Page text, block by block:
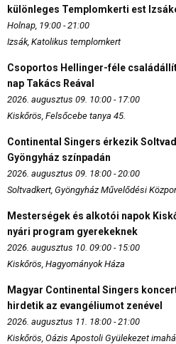
különleges Templomkerti est
Holnap, 19:00 - 21:00
Izsák, Katolikus templomkert
Csoportos Hellinger-féle
nap Takács Reával
2026. augusztus 09. 10:00 - 17:00
Kiskőrös, Felsőcebe tanya 45.
Continental Singers érkezik
Gyöngyház színpadán
2026. augusztus 09. 18:00 - 20:00
Soltvadkert, Gyöngyház Művelődési
Mesterségek és alkotói napok
nyári program gyerekeknek
2026. augusztus 10. 09:00 - 15:00
Kiskőrös, Hagyományok Háza
Magyar Continental Singers
hirdetik az evangéliumot zenével
2026. augusztus 11. 18:00 - 21:00
Kiskőrös, Oázis Apostoli Gyülekezet